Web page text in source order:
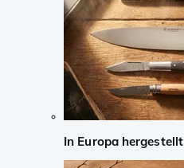
In Europa hergestellt